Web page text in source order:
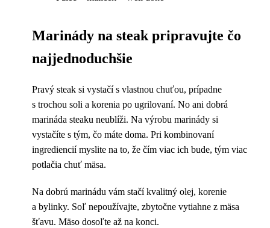
Marinády na steak pripravujte čo
najjednoduchšie
Pravý steak si vystačí s vlastnou chuťou, prípadne
s trochou soli a korenia po ugrilovaní. No ani dobrá
marináda steaku neublíži. Na výrobu marinády si
vystačíte s tým, čo máte doma. Pri kombinovaní
ingrediencií myslite na to, že čím viac ich bude, tým viac
potlačia chuť mäsa.
Na dobrú marinádu vám stačí kvalitný olej, korenie
a bylinky. Soľ nepoužívajte, zbytočne vytiahne z mäsa
šťavu. Mäso dosoľte až na konci.